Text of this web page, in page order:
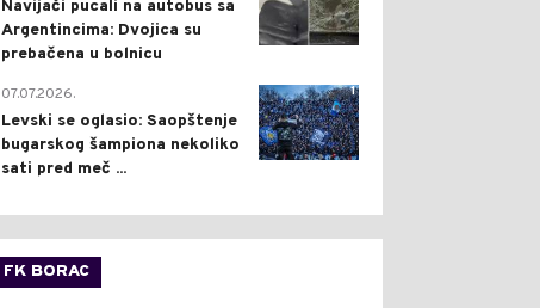
Navijači pucali na autobus sa
Argentincima: Dvojica su
prebačena u bolnicu
1
07.07.2026.
Levski se oglasio: Saopštenje
bugarskog šampiona nekoliko
sati pred meč ...
FK BORAC